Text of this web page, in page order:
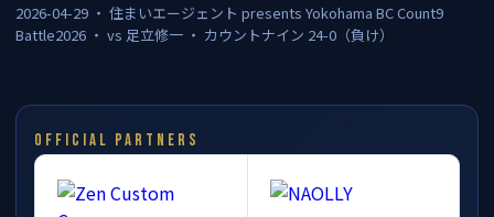
2026-04-29 ・ 住まいエージェント presents Yokohama BC Count9
Battle2026 ・ vs 足立修一 ・ カウントナイン 24-0（負け）
OFFICIAL PARTNERS